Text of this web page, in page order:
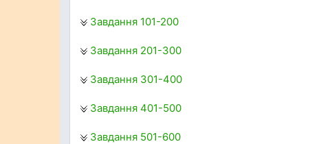
Завдання 101-200
Завдання 201-300
Завдання 301-400
Завдання 401-500
Завдання 501-600